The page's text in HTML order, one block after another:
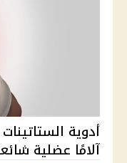
أدوية
آلامًا عضلية